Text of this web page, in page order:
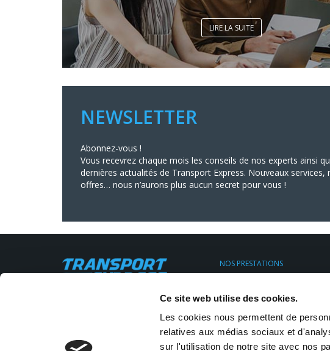
Ce site web utilise des cookies.
Les cookies nous permettent de
relatives aux médias sociaux et
sur l'utilisation de notre site avec nos
LIRE LA SUITE
NEWSLETTER
Abonnez-vous !
Vous recevrez chaque mois les conseils de nos experts ainsi
dernières actualités de Transport Express. Nouveaux services,
offres… nous n’aurons plus aucun secret pour vous !
Siège social : 11, rue Clapeyron,
info@transportexpress.fr
NOS PRESTATIONS
Transport régulier
Transport sur mesure
Stockage Entreposage